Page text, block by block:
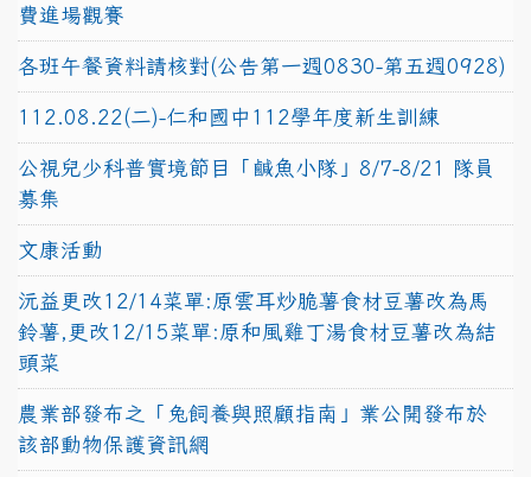
費進場觀賽
各班午餐資料請核對(公告第一週0830-第五週0928)
112.08.22(二)-仁和國中112學年度新生訓練
公視兒少科普實境節目「鹹魚小隊」8/7-8/21 隊員
募集
文康活動
沅益更改12/14菜單:原雲耳炒脆薯食材豆薯改為馬
鈴薯,更改12/15菜單:原和風雞丁湯食材豆薯改為結
頭菜
農業部發布之「兔飼養與照顧指南」業公開發布於
該部動物保護資訊網